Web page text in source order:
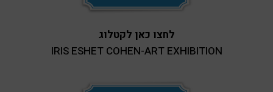
לחצו כאן לקטלוג
IRIS ESHET COHEN-ART EXHIBITION